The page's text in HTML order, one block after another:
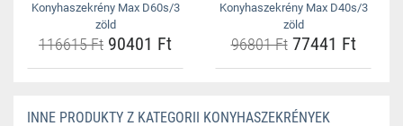
Konyhaszekrény Max D60s/3
zöld
116615 Ft 90401 Ft
Konyhaszekrény Max D40s/3
zöld
96801 Ft77441 Ft
INNE PRODUKTY Z KATEGORII KONYHASZEKRÉNYEK